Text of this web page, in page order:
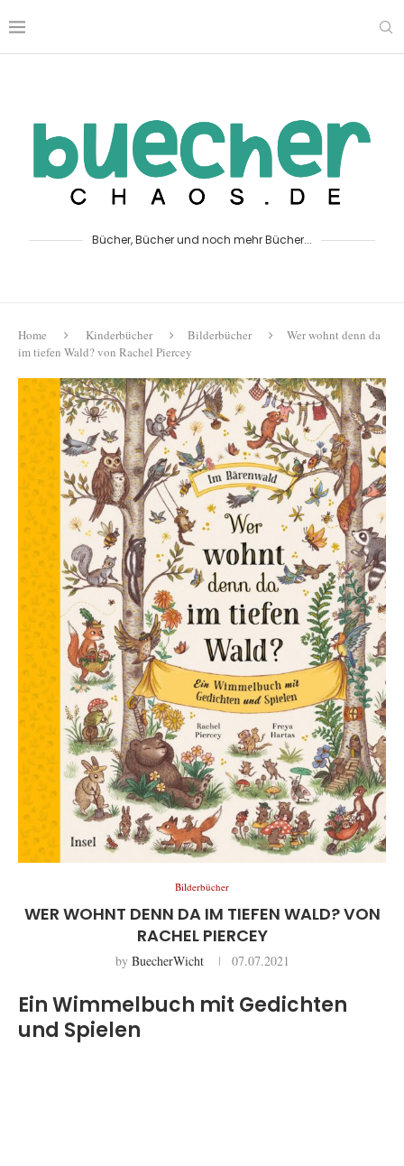
Bücher, Bücher und noch mehr Bücher...
Home Kinderbücher Bilderbücher
Wer wohnt denn da
im tiefen Wald? von Rachel Piercey
Bilderbücher
WER WOHNT DENN DA IM TIEFEN WALD? VON
RACHEL PIERCEY
by BuecherWicht 07.07.2021
Ein Wimmelbuch mit Gedichten
und Spielen